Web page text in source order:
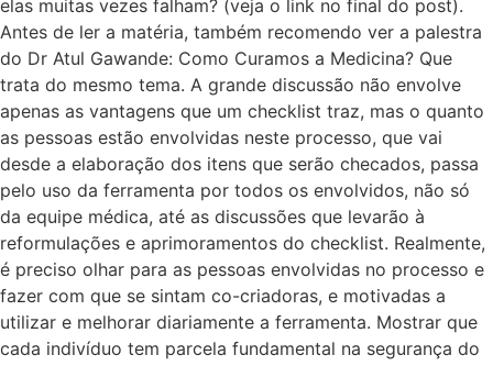
elas muitas vezes falham? (veja o link no final do post).
Antes de ler a matéria, também recomendo ver a palestra
do Dr Atul Gawande: Como Curamos a Medicina? Que
trata do mesmo tema. A grande discussão não envolve
apenas as vantagens que um checklist traz, mas o quanto
as pessoas estão envolvidas neste processo, que vai
desde a elaboração dos itens que serão checados, passa
pelo uso da ferramenta por todos os envolvidos, não só
da equipe médica, até as discussões que levarão à
reformulações e aprimoramentos do checklist. Realmente,
é preciso olhar para as pessoas envolvidas no processo e
fazer com que se sintam co-criadoras, e motivadas a
utilizar e melhorar diariamente a ferramenta. Mostrar que
cada indivíduo tem parcela fundamental na segurança do